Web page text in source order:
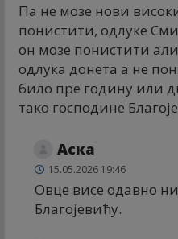
Па не мозе нови
понистити, одлуке
он мозе понистити
одлука донета а не
било пре годину или
тако господине
Аска
15.05.2026 19:46
Овце висе одавно
Благојевићу.